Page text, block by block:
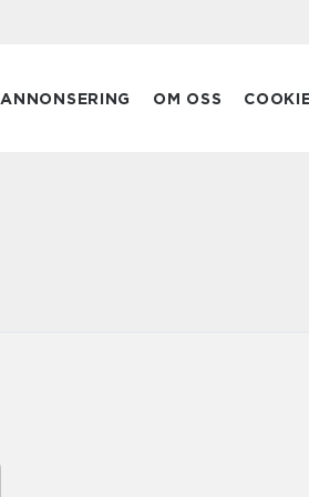
ANNONSERING OM OSS